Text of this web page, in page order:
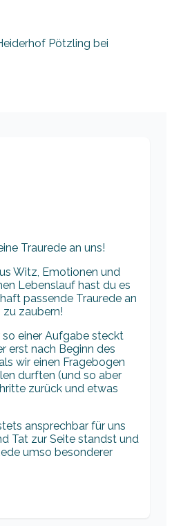
Traurede an uns!
Witz, Emotionen und
Lebenslauf hast du es
passende Traurede an
zaubern!
einer Aufgabe steckt
erst nach Beginn des
wir einen Fragebogen
durften (und so aber
zurück und etwas
ansprechbar für uns
Tat zur Seite standst und
umso besonderer